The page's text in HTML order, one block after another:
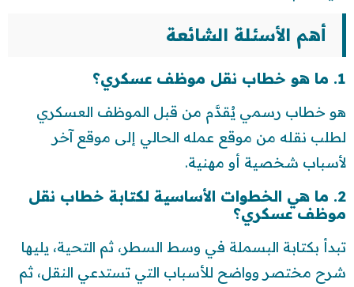
أهم الأسئلة الشائعة
1. ما هو خطاب نقل موظف عسكري؟
هو خطاب رسمي يُقدَّم من قبل الموظف العسكري
لطلب نقله من موقع عمله الحالي إلى موقع آخر
لأسباب شخصية أو مهنية.
2. ما هي الخطوات الأساسية لكتابة خطاب نقل
موظف عسكري؟
تبدأ بكتابة البسملة في وسط السطر، ثم التحية، يليها
شرح مختصر وواضح للأسباب التي تستدعي النقل، ثم